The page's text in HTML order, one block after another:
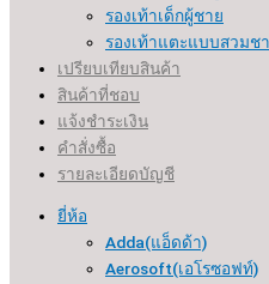
รองเท้าเด็กผู้ชาย
รองเท้าแตะแบบสวมช
เปรียบเทียบสินค้า
สินค้าที่ชอบ
แจ้งชำระเงิน
คำสั่งซื้อ
รายละเอียดบัญชี
ยี่ห้อ
Adda(แอ็ดด้า)
Aerosoft(เอโรซอฟท์)